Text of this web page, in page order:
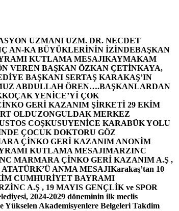
UZMANI UZM. DR. NECDET
AN-KA BÜYÜKLERİNİN İZİNDEBAŞKAN
KUTLAMA MESAJIKAYMAKAM
VEREN BAŞKAN ÖZKAN ÇETİNKAYA,
BAŞKANI SERTAŞ KARAKAŞ’IN
ABDULLAH ÖREN….BAŞKANLARDAN
YENİCE’Yİ ÇOK
GERİ KAZANIM ŞİRKETİ 29 EKİM
OLDUZONGULDAK MERKEZ
COŞKUSUYENİCE KARABÜK YOLU
ÇOCUK DOKTORU GÖZ
ÇİNKO GERİ KAZANIM ANONİM
KUTLAMA MESAJIMARZINC
MARMARA ÇİNKO GERİ KAZANIM A.Ş ,
ANMA MESAJIKarakaş’tan 10
CUMHURİYET BAYRAMI
A.Ş , 19 MAYIS GENÇLİK ve SPOR
2024-2029 döneminin ilk meclis
Yükselen Akademisyenlere Belgeleri Takdim